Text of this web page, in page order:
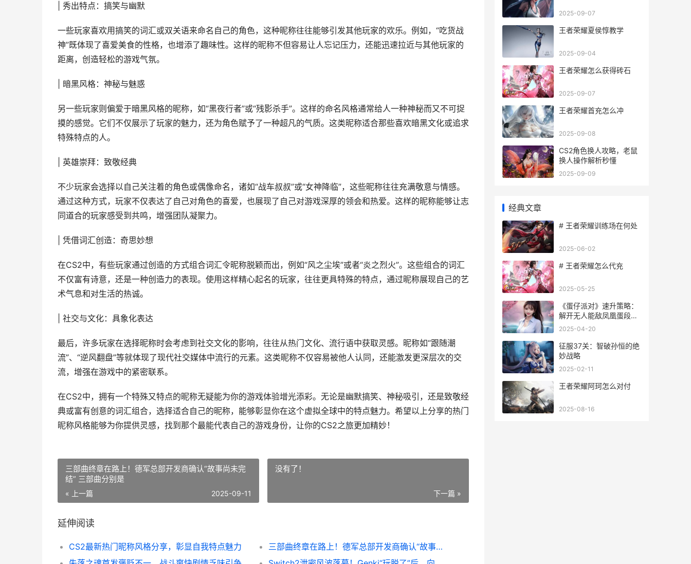
| 秀出特点：搞笑与幽默
一些玩家喜欢用搞笑的词汇或双关语来命名自己的角色，这种昵称往往能够引发其他玩家的欢乐。例如，“吃货战
神”既体现了喜爱美食的性格，也增添了趣味性。这样的昵称不但容易让人忘记压力，还能迅速拉近与其他玩家的
距离，创造轻松的游戏气氛。
| 暗黑风格：神秘与魅惑
另一些玩家则偏爱于暗黑风格的昵称，如“黑夜行者”或“残影杀手”。这样的命名风格通常给人一种神秘而又不可捉
摸的感觉。它们不仅展示了玩家的魅力，还为角色赋予了一种超凡的气质。这类昵称适合那些喜欢暗黑文化或追求
特殊特点的人。
| 英雄崇拜：致敬经典
不少玩家会选择以自己关注着的角色或偶像命名，诸如“战车叔叔”或“女神降临”，这些昵称往往充满敬意与情感。
通过这种方式，玩家不仅表达了自己对角色的喜爱，也展现了自己对游戏深厚的领会和热爱。这样的昵称能够让志
同道合的玩家感受到共鸣，增强团队凝聚力。
| 凭借词汇创造：奇思妙想
在CS2中，有些玩家通过创造的方式组合词汇令昵称脱颖而出，例如“风之尘埃”或者“炎之烈火”。这些组合的词汇
不仅富有诗意，还是一种创造力的表现。使用这样精心起名的玩家，往往更具特殊的特点，通过昵称展现自己的艺
术气息和对生活的热诚。
| 社交与文化：具象化表达
最后，许多玩家在选择昵称时会考虑到社交文化的影响，往往从热门文化、流行语中获取灵感。昵称如“跟随潮
流”、“逆风翻盘”等就体现了现代社交媒体中流行的元素。这类昵称不仅容易被他人认同，还能激发更深层次的交
流，增强在游戏中的紧密联系。
在CS2中，拥有一个特殊又特点的昵称无疑能为你的游戏体验增光添彩。无论是幽默搞笑、神秘吸引，还是致敬经
典或富有创意的词汇组合，选择适合自己的昵称，能够彰显你在这个虚拟全球中的特点魅力。希望以上分享的热门
昵称风格能够为你提供灵感，找到那个最能代表自己的游戏身份，让你的CS2之旅更加精妙！
三部曲终章在路上！德军总部开发商确认“故事尚未完
结” 三部曲分别是
« 上一篇 2025-09-11
没有了！
下一篇 »
延伸阅读
CS2最新热门昵称风格分享，彰显自我特点魅力
三部曲终章在路上！德军总部开发商确认“故事尚未完结” 三部曲分别是
2025-09-07
王者荣耀夏侯惇教学
2025-09-04
王者荣耀怎么获得砖石
2025-09-07
王者荣耀首充怎么冲
2025-09-08
CS2角色换人攻略，老鼠
换人操作解析秒懂
2025-09-09
经典文章
# 王者荣耀训练场在何处
2025-06-02
# 王者荣耀怎么代充
2025-05-25
《蛋仔派对》速升策略：
解开无人能敌凤凰蛋段位
的绝技揭晓 蛋仔派对速八
2025-04-20
征服37关：智破孙恒的绝
妙战略
2025-02-11
王者荣耀阿珂怎么对付
2025-08-16